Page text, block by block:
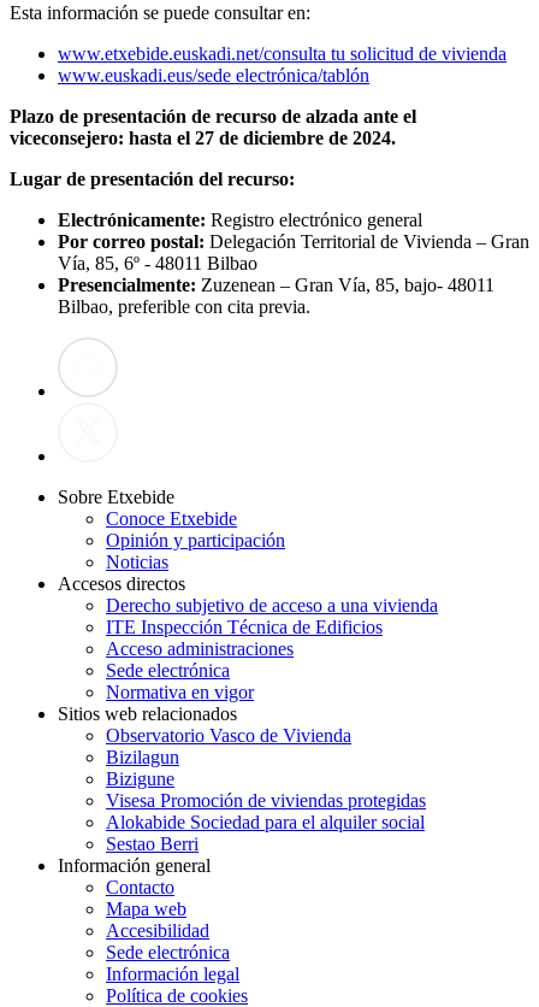
Esta información se puede consultar en:
www.etxebide.euskadi.net/consulta tu solicitud de vivienda
www.euskadi.eus/sede electrónica/tablón
Plazo de presentación de recurso de alzada ante el
viceconsejero: hasta el 27 de diciembre de 2024.
Lugar de presentación del recurso:
Electrónicamente: Registro electrónico general
Por correo postal: Delegación Territorial de Vivienda – Gran
Vía, 85, 6º - 48011 Bilbao
Presencialmente: Zuzenean – Gran Vía, 85, bajo- 48011
Bilbao, preferible con cita previa.
Sobre Etxebide
Conoce Etxebide
Opinión y participación
Noticias
Accesos directos
Derecho subjetivo de acceso a una vivienda
ITE Inspección Técnica de Edificios
Acceso administraciones
Sede electrónica
Normativa en vigor
Sitios web relacionados
Observatorio Vasco de Vivienda
Bizilagun
Bizigune
Visesa Promoción de viviendas protegidas
Alokabide Sociedad para el alquiler social
Sestao Berri
Información general
Contacto
Mapa web
Accesibilidad
Sede electrónica
Información legal
Política de cookies